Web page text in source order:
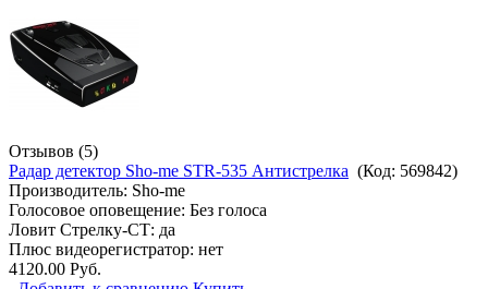
Отзывов (5)
Радар детектор Sho-me STR-535 Антистрелка (Код: 569842)
Производитель: Sho-me
Голосовое оповещение: Без голоса
Ловит Стрелку-СТ: да
Плюс видеорегистратор: нет
4120.00 Руб.